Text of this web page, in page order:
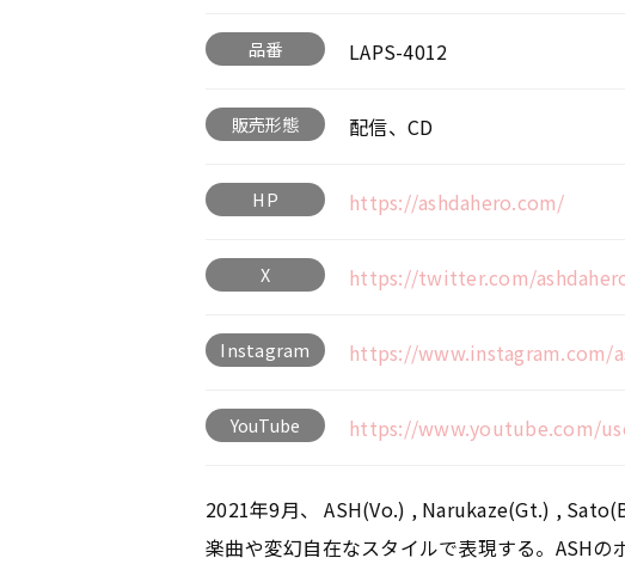
品番 LAPS-4012
販売形態 配信、CD
HP https://ashdahero.com/
X https://twitter.com/
Instagram https://www.instagram.com/
YouTube https://www.youtube.com/
2021年9月、 ASH(Vo.) , Narukaze(Gt.) ,
楽曲や変幻自在なスタイルで表現する。ASH